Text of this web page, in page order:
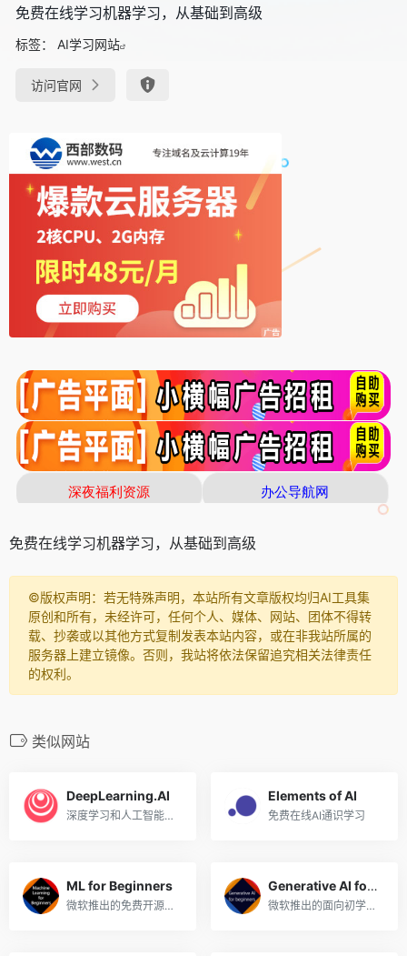
免费在线学习机器学习，从基础到高级
标签： AI学习网站
访问官网
免费在线学习机器学习，从基础到高级
©️版权声明：若无特殊声明，本站所有文章版权均归AI工具集
原创和所有，未经许可，任何个人、媒体、网站、团体不得转
载、抄袭或以其他方式复制发表本站内容，或在非我站所属的
服务器上建立镜像。否则，我站将依法保留追究相关法律责任
的权利。
类似网站
DeepLearning.AI
深度学习和人工智能学习平台
Elements of AI
免费在线AI通识学习
ML for Beginners
微软推出的免费开源的机器学习课程，GitHub标星4万+
Generative AI for Beginners
微软推出的面向初学者的免费生成式人工智能课程